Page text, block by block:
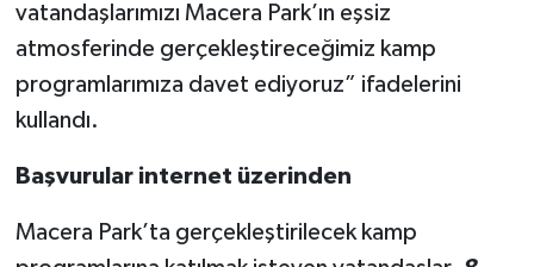
vatandaşlarımızı Macera Park’ın eşsiz
atmosferinde gerçekleştireceğimiz kamp
programlarımıza davet ediyoruz” ifadelerini
kullandı.
Başvurular internet üzerinden
Macera Park’ta gerçekleştirilecek kamp